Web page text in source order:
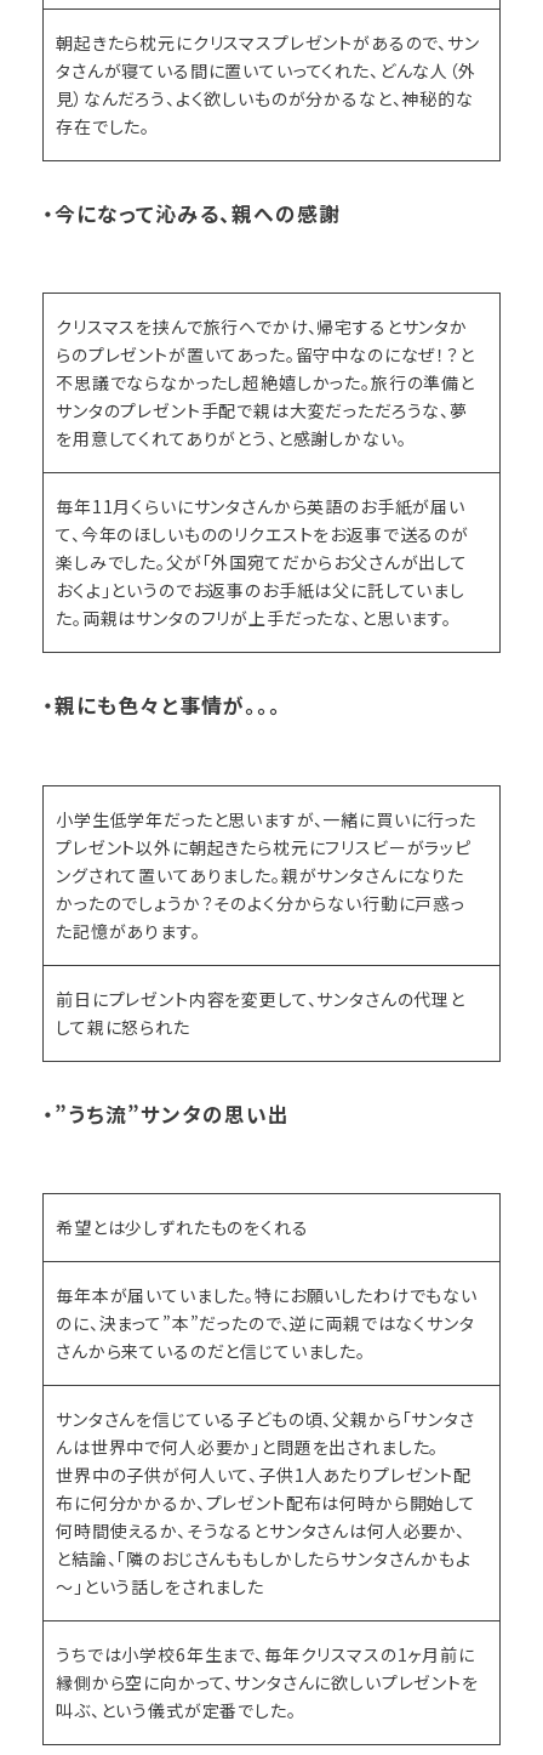
朝起きたら枕元にクリスマスプレゼントがあるので、サン
タさんが寝ている間に置いていってくれた、どんな人（外
見）なんだろう、よく欲しいものが分かるなと、神秘的な
存在でした。
・今になって沁みる、親への感謝
クリスマスを挟んで旅行へでかけ、帰宅するとサンタか
らのプレゼントが置いてあった。留守中なのになぜ！？と
不思議でならなかったし超絶嬉しかった。旅行の準備と
サンタのプレゼント手配で親は大変だっただろうな、夢
を用意してくれてありがとう、と感謝しかない。
毎年11月くらいにサンタさんから英語のお手紙が届い
て、今年のほしいもののリクエストをお返事で送るのが
楽しみでした。父が「外国宛てだからお父さんが出して
おくよ」というのでお返事のお手紙は父に託していまし
た。両親はサンタのフリが上手だったな、と思います。
・親にも色々と事情が。。。
小学生低学年だったと思いますが、一緒に買いに行った
プレゼント以外に朝起きたら枕元にフリスビーがラッピ
ングされて置いてありました。親がサンタさんになりた
かったのでしょうか？そのよく分からない行動に戸惑っ
た記憶があります。
前日にプレゼント内容を変更して、サンタさんの代理と
して親に怒られた
・”うち流”サンタの思い出
希望とは少しずれたものをくれる
毎年本が届いていました。特にお願いしたわけでもない
のに、決まって”本”だったので、逆に両親ではなくサンタ
さんから来ているのだと信じていました。
サンタさんを信じている子どもの頃、父親から「サンタさ
んは世界中で何人必要か」と問題を出されました。
世界中の子供が何人いて、子供1人あたりプレゼント配
布に何分かかるか、プレゼント配布は何時から開始して
何時間使えるか、そうなるとサンタさんは何人必要か、
と結論、「隣のおじさんももしかしたらサンタさんかもよ
～」という話しをされました
うちでは小学校6年生まで、毎年クリスマスの1ヶ月前に
縁側から空に向かって、サンタさんに欲しいプレゼントを
叫ぶ、という儀式が定番でした。